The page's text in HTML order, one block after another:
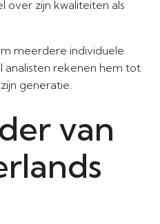
over zijn kwaliteiten als
meerdere individuele
analisten rekenen hem tot
generatie.
van